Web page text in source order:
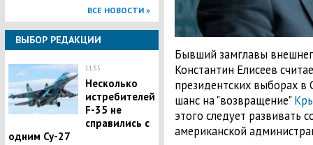
ВСЕ НОВОСТИ »
ВЫБОР РЕДАКЦИИ
11:55
Несколько
истребителей
F-35 не
справились с
одним Су-27
Бывший замглавы
Константин Елисеев
президентских выборах
шанс на "возвращение"
этого следует развивать
американской